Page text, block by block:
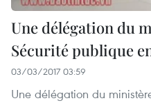
Une délégation du
Sécurité publique
03/03/2017 03:59
Une délégation du